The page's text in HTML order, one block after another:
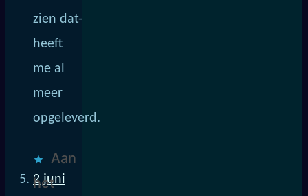
zien dat-
heeft
me al
meer
opgeleverd.
Aan
het
2 juni